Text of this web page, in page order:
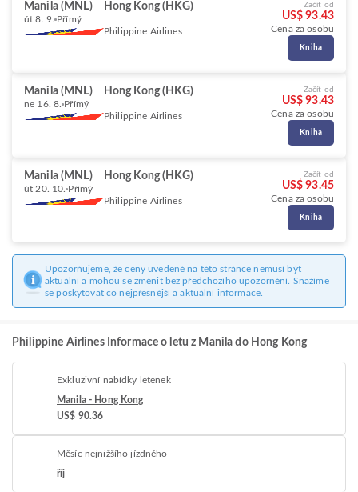
Manila (MNL) Hong Kong (HKG)
út 8. 9. Přímý
Philippine Airlines
Začít od
US$ 93.43
Cena za osobu
Kniha
Manila (MNL) Hong Kong (HKG)
ne 16. 8. Přímý
Philippine Airlines
Začít od
US$ 93.43
Cena za osobu
Kniha
Manila (MNL) Hong Kong (HKG)
út 20. 10. Přímý
Philippine Airlines
Začít od
US$ 93.45
Cena za osobu
Kniha
Upozorňujeme, že ceny uvedené na této stránce nemusí být
aktuální a mohou se změnit bez předchozího upozornění. Snažíme
se poskytovat co nejpřesnější a aktuální informace.
Philippine Airlines Informace o letu z Manila do Hong Kong
Exkluzivní nabídky letenek
Manila - Hong Kong
US$ 90.36
Měsíc nejnižšího jízdného
říj